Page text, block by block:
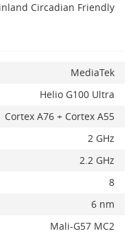
Circadian Friendly
MediaTek
Helio G100 Ultra
Cortex A76 + Cortex A55
2 GHz
2.2 GHz
8
6 nm
Mali-G57 MC2